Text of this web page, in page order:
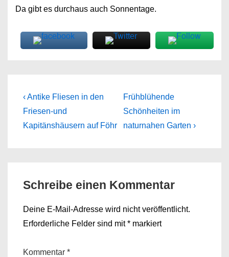
Da gibt es durchaus auch Sonnentage.
Beitragsnavigation
Previous
Post
is
‹ Antike Fliesen in den
Friesen-und
Kapitänshäusern auf Föhr
Next
Post
is
Frühblühende
Schönheiten im
naturnahen Garten ›
Schreibe einen Kommentar
Deine E-Mail-Adresse wird nicht veröffentlicht.
Erforderliche Felder sind mit* markiert
Kommentar *